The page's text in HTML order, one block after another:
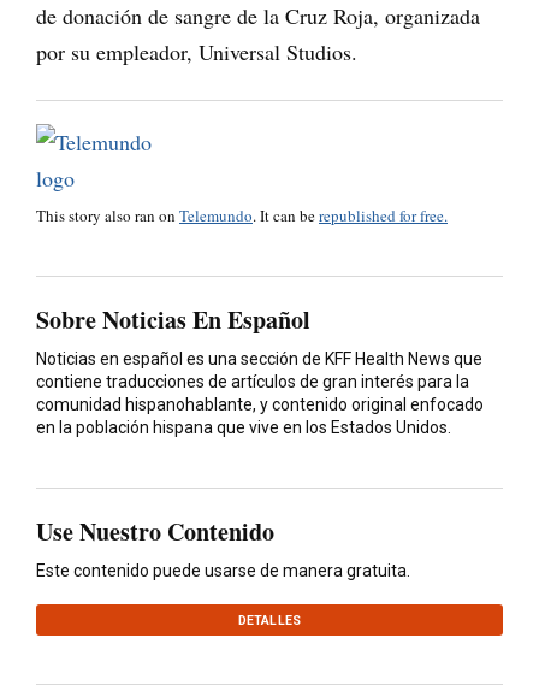
de donación de sangre de la Cruz Roja, organizada
por su empleador, Universal Studios.
This story also ran on Telemundo. It can berepublished for free.
Sobre Noticias En Español
Noticias en español es una sección de KFF Health News que
contiene traducciones de artículos de gran interés para la
comunidad hispanohablante, y contenido original enfocado
en la población hispana que vive en los Estados Unidos.
Use Nuestro Contenido
Este contenido puede usarse de manera gratuita.
DETALLES